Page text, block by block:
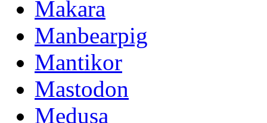
Makara
Manbearpig
Mantikor
Mastodon
Medusa